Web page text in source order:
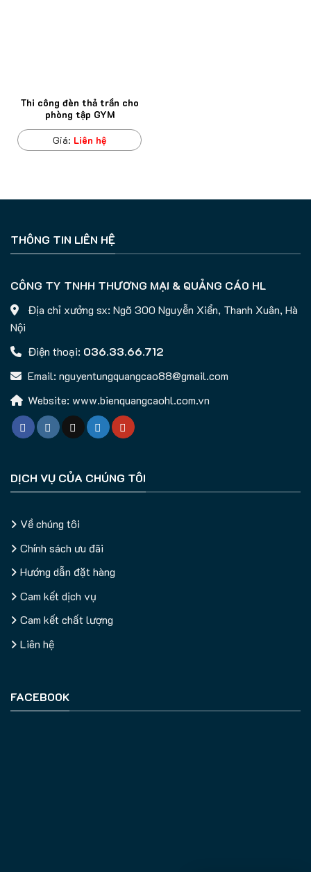
Thi công đèn thả trần cho
phòng tập GYM
Giá: Liên hệ
THÔNG TIN LIÊN HỆ
CÔNG TY TNHH THƯƠNG MẠI & QUẢNG CÁO HL
Địa chỉ xưởng sx: Ngõ 300 Nguyễn Xiển, Thanh Xuân, Hà
Nội
Điện thoại: 036.33.66.712
Email: nguyentungquangcao88@gmail.com
Website: www.bienquangcaohl.com.vn
DỊCH VỤ CỦA CHÚNG TÔI
Về chúng tôi
Chính sách ưu đãi
Hướng dẫn đặt hàng
Cam kết dịch vụ
Cam kết chất lượng
Liên hệ
FACEBOOK